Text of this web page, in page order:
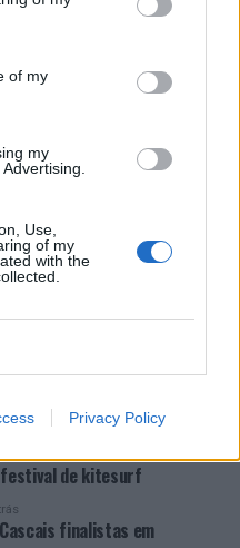
of my
my
Use,
of my
with the
Privacy Policy
em iniciativa europeia
na Escola de Tecnologia
público de ideias
do Porto
livro sobre as
do Norte
VIDEOS
festival de kitesurf
finalistas em